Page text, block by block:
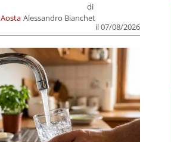
Aosta
di
Alessandro Bianchet
il 07/08/2026